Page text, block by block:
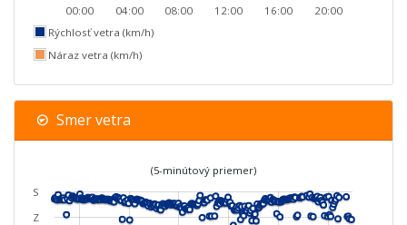
00:00
04:00
08:00
12:00
16:00
20:00
Rýchlosť vetra (km/h)
Náraz vetra (km/h)
Smer vetra
(5-minútový priemer)
S
Z